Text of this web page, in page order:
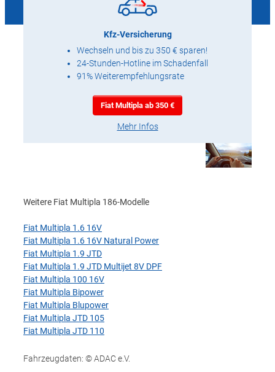
Kfz-Versicherung
Wechseln und bis zu 350 € sparen!
24-Stunden-Hotline im Schadenfall
91% Weiterempfehlungsrate
Fiat Multipla ab 350 €
Mehr Infos
Weitere Fiat Multipla 186-Modelle
Fiat Multipla 1.6 16V
Fiat Multipla 1.6 16V Natural Power
Fiat Multipla 1.9 JTD
Fiat Multipla 1.9 JTD Multijet 8V DPF
Fiat Multipla 100 16V
Fiat Multipla Bipower
Fiat Multipla Blupower
Fiat Multipla JTD 105
Fiat Multipla JTD 110
Fahrzeugdaten: © ADAC e.V.